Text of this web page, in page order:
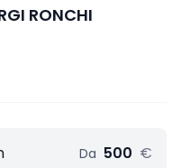
RONCHI
Da 500 €